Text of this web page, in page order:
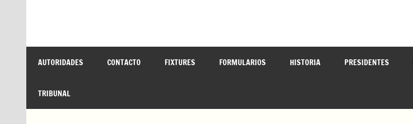
AUTORIDADES CONTACTO FIXTURES FORMULARIOS HISTORIA PRESIDENTES
TRIBUNAL